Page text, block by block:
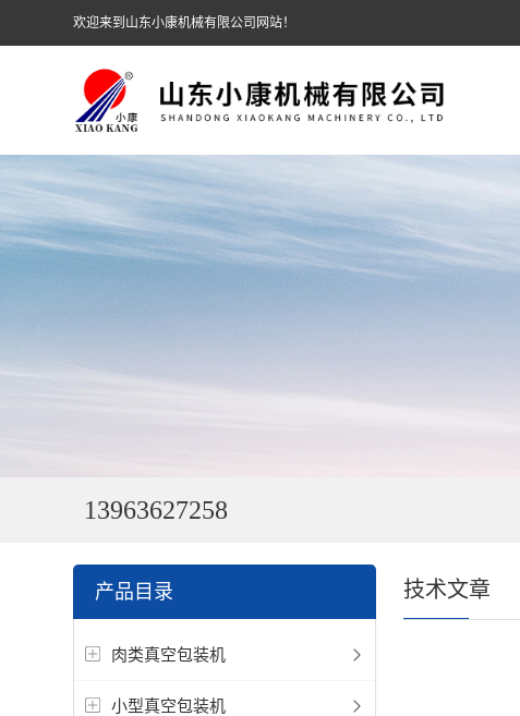
欢迎来到山东小康机械有限公司网站！
13963627258
产品目录
肉类真空包装机
小型真空包装机
技术文章